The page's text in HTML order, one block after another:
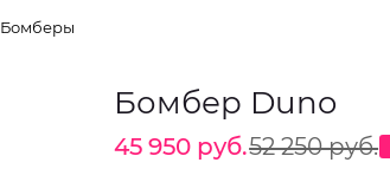
Бомберы
Бомбер Duno
45 950 руб.52 250 руб.